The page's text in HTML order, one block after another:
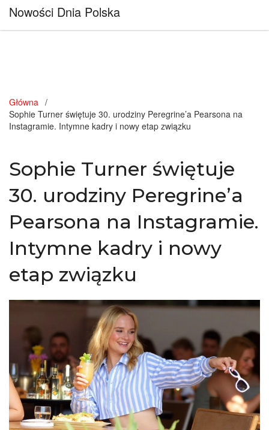
Nowości Dnia Polska
Główna
Sophie Turner świętuje 30. urodziny Peregrine’a Pearsona na
Instagramie. Intymne kadry i nowy etap związku
Sophie Turner świętuje
30. urodziny Peregrine’a
Pearsona na Instagramie.
Intymne kadry i nowy
etap związku